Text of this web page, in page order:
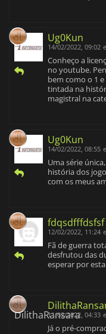
Ug0Kun
14/02/2022, 09:02
Conheço a
no youtube.
bem como o 1
tintada na
magistral na
Ug0Kun
14/02/2022, 08:55
Uma série
história dos
com os meus
fdqsdfffdsfsf
12/02/2022, 11:24
Fã de guerra
desfrutou das
esperar por esta
11/02/2022, 04:33
Já o pré-